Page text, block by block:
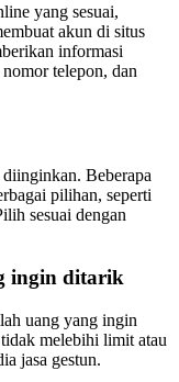
yang sesuai,
akun di situs
informasi
telepon, dan
Beberapa
pilihan, seperti
sesuai dengan
ingin ditarik
uang yang ingin
melebihi limit atau
jasa gestun.